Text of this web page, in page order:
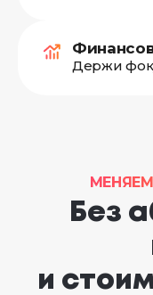
Держи
Без
и